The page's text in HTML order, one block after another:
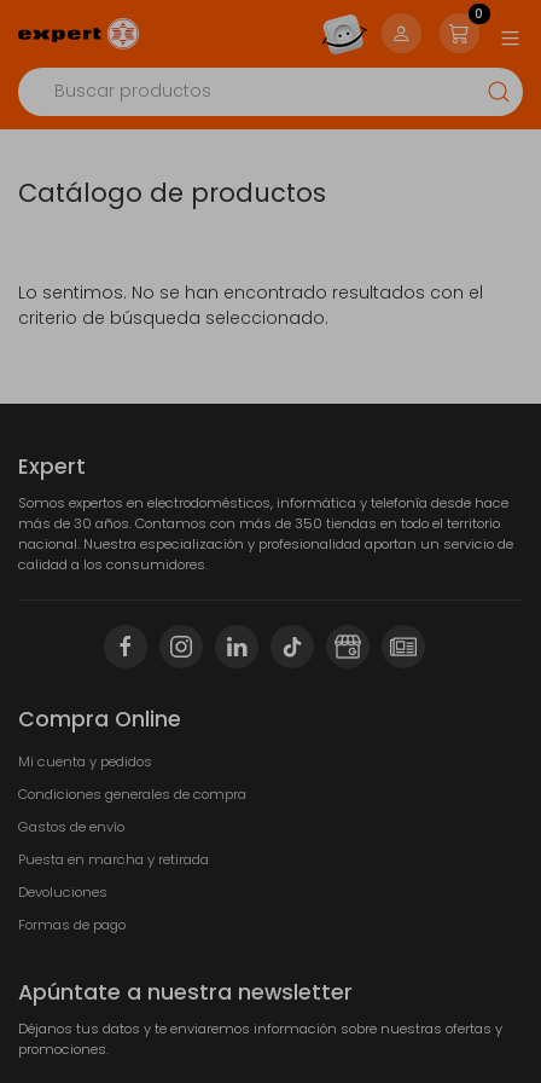
0
Catálogo de productos
Lo sentimos. No se han encontrado resultados con el
criterio de búsqueda seleccionado.
Expert
Somos expertos en electrodomésticos, informática y telefonía desde hace
más de 30 años. Contamos con más de 350 tiendas en todo el territorio
nacional. Nuestra especialización y profesionalidad aportan un servicio de
calidad a los consumidores.
Compra Online
Mi cuenta y pedidos
Condiciones generales de compra
Gastos de envío
Puesta en marcha y retirada
Devoluciones
Formas de pago
Apúntate a nuestra newsletter
Déjanos tus datos y te enviaremos información sobre nuestras ofertas y
promociones.